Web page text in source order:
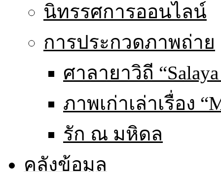
นิทรรศการออนไลน์
การประกวดภาพถ่าย
ศาลายาวิถี
ภาพเก่าเล่าเรื่อง
รัก ณ มหิดล
คลังข้อมูล